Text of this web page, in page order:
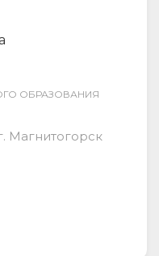
ОБРАЗОВАНИЯ
Магнитогорск